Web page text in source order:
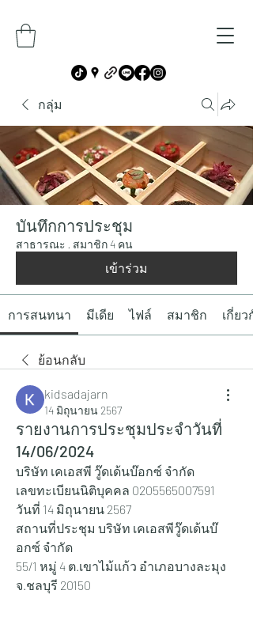
กลุ่ม
บันทึกการประชุม
สาธารณะ · สมาชิก 4 คน
เข้าร่วม
การสนทนา มีเดีย ไฟล์ สมาชิก เกี่ยว
ย้อนกลับ
kidsadajarn
14 มิถุนายน 2567
รายงานการประชุมประจำวันที่
14/06/2024
บริษัท เคเอสพี วู๊ดเด้นบ๊อกซ์ จำกัด
เลขทะเบียนนิติบุคคล 0205565007591
วันที่ 14 มิถุนายน 2567
สถานที่ประชุม บริษัท เคเอสพีวู๊ดเด้นบ๊
อกซ์ จำกัด
55/1 หมู่ 4 ต.เขาไม้แก้ว อำเภอบางละมุง
จ.ชลบุรี 20150